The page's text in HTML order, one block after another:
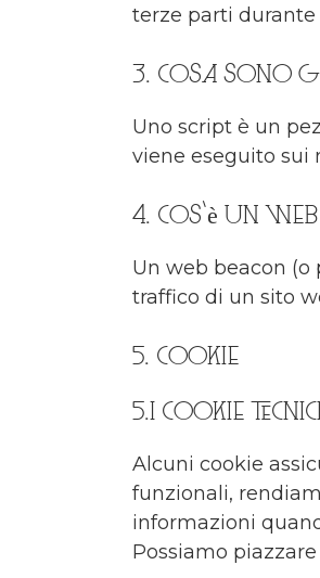
terze parti durante
3. Cosa sono
Uno script è un
viene eseguito sui
4. Cos'è un
Un web beacon (o
traffico di un sito
5. Cookie
5.1 Cookie
Alcuni cookie
funzionali,
informazioni
Possiamo